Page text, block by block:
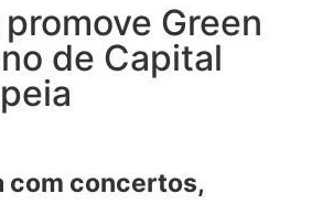
Green
de Capital
com concertos,